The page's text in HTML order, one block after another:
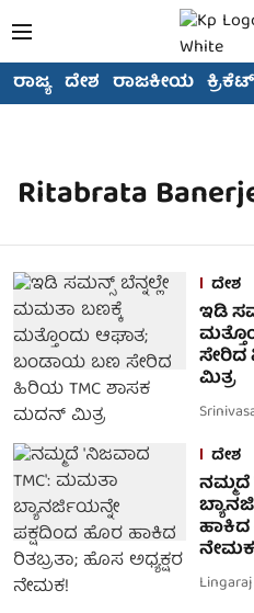
ರಾಜ್ಯ ದೇಶ ರಾಜಕೀಯ ಕ್ರಿಕೆಟ್
Ritabrata
ದೇಶ
ಇಡಿ
ಮಿತ್ರ
ದೇಶ
ಹಾಕಿದ